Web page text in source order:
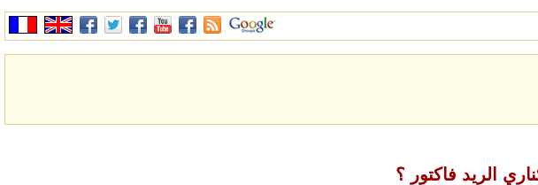
الريد فاكتور ؟